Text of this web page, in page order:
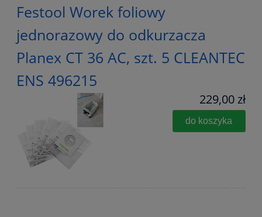
Festool Worek foliowy
jednorazowy do odkurzacza
Planex CT 36 AC, szt. 5 CLEANTEC
ENS 496215
229,00 zł
do koszyka